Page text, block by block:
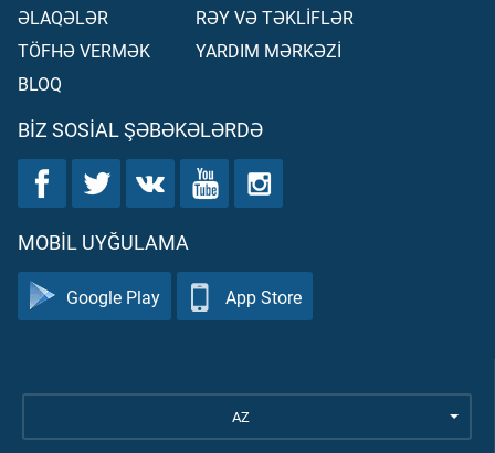
ƏLAQƏLƏR
TÖFHƏ VERMƏK
BLOQ
RƏY VƏ TƏKLİFLƏR
YARDIM MƏRKƏZİ
BIZ SOSIAL ŞƏBƏKƏLƏRDƏ
MOBIL UYĞULAMA
Google Play App Store
AZ